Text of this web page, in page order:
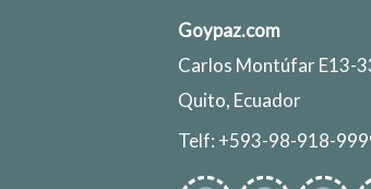
Goypaz.com
Carlos Montúfar E13-
Quito, Ecuador
Telf: +593-98-918-